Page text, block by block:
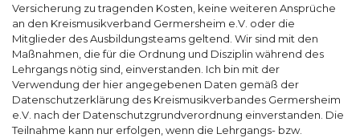
Versicherung zu tragenden Kosten, keine weiteren Ansprüche
an den Kreismusikverband Germersheim e.V. oder die
Mitglieder des Ausbildungsteams geltend. Wir sind mit den
Maßnahmen, die für die Ordnung und Disziplin während des
Lehrgangs nötig sind, einverstanden. Ich bin mit der
Verwendung der hier angegebenen Daten gemäß der
Datenschutzerklärung des Kreismusikverbandes Germersheim
e.V. nach der Datenschutzgrundverordnung einverstanden. Die
Teilnahme kann nur erfolgen, wenn die Lehrgangs- bzw.